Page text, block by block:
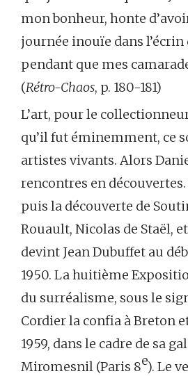
mon bonheur, honte
journée inouïe dans l’écrin
pendant que mes
(Rétro-Chaos, p. 180-181)
L’art, pour le
qu’il fut éminemment, ce
artistes vivants. Alors
rencontres en
puis la découverte de
Rouault, Nicolas de Staël,
devint Jean Dubuffet au
1950. La huitième
du surréalisme, sous le
Cordier la confia à Breton
1959, dans le cadre de sa
Miromesnil (Paris 8e). Le